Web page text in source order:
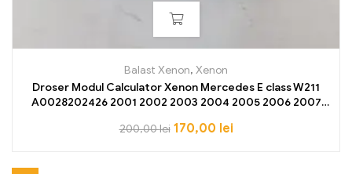
Balast Xenon, Xenon
Droser Modul Calculator Xenon Mercedes E class W211
A0028202426 2001 2002 2003 2004 2005 2006 2007
200,00lei 170,00 lei